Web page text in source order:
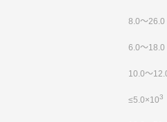
8.0～26.0
6.0～18.0
10.0～
≤5.0×103